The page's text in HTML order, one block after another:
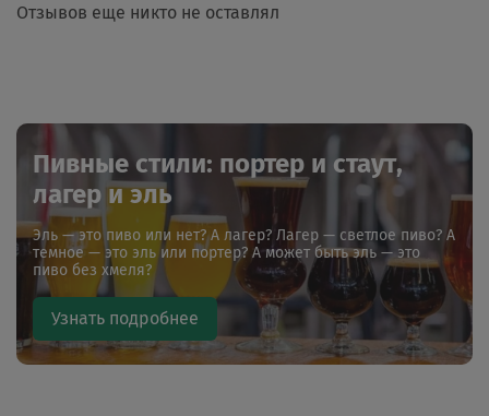
Отзывов еще никто не оставлял
Пивные стили: портер и стаут,
лагер и эль
Эль — это пиво или нет? А лагер? Лагер — светлое пиво? А
темное — это эль или портер? А может быть эль — это
пиво без хмеля?
Узнать подробнее